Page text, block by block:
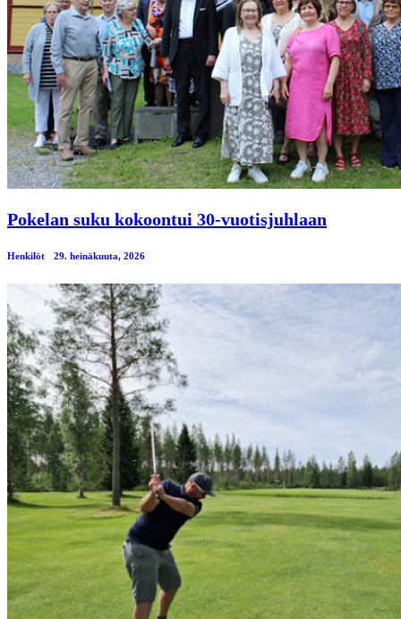
Pokelan suku kokoontui 30-vuotisjuhlaan
Henkilöt 29. heinäkuuta, 2026